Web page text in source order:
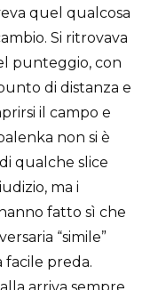
quel qualcosa
Si ritrovava
punteggio, con
di distanza e
il campo e
non si è
qualche slice
ma i
fatto sì che
“simile”
facile preda.